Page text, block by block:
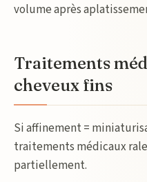
volume après
Traitements
cheveux fins
Si affinement =
traitements médicaux
partiellement.